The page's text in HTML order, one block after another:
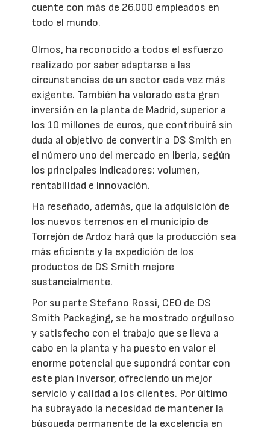
cuente con más de 26.000 empleados en
todo el mundo.
Olmos, ha reconocido a todos el esfuerzo
realizado por saber adaptarse a las
circunstancias de un sector cada vez más
exigente. También ha valorado esta gran
inversión en la planta de Madrid, superior a
los 10 millones de euros, que contribuirá sin
duda al objetivo de convertir a DS Smith en
el número uno del mercado en Iberia, según
los principales indicadores: volumen,
rentabilidad e innovación.
Ha reseñado, además, que la adquisición de
los nuevos terrenos en el municipio de
Torrejón de Ardoz hará que la producción sea
más eficiente y la expedición de los
productos de DS Smith mejore
sustancialmente.
Por su parte Stefano Rossi, CEO de DS
Smith Packaging, se ha mostrado orgulloso
y satisfecho con el trabajo que se lleva a
cabo en la planta y ha puesto en valor el
enorme potencial que supondrá contar con
este plan inversor, ofreciendo un mejor
servicio y calidad a los clientes. Por último
ha subrayado la necesidad de mantener la
búsqueda permanente de la excelencia en